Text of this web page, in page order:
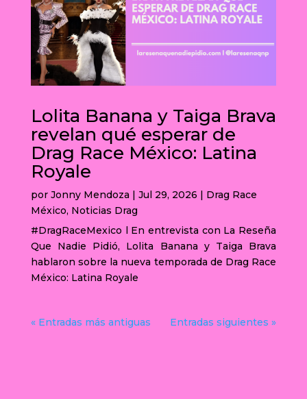
Lolita Banana y Taiga Brava
revelan qué esperar de
Drag Race México: Latina
Royale
por Jonny Mendoza | Jul 29, 2026 | Drag Race
México, Noticias Drag
#DragRaceMexico l En entrevista con La Reseña
Que Nadie Pidió, Lolita Banana y Taiga Brava
hablaron sobre la nueva temporada de Drag Race
México: Latina Royale
« Entradas más antiguas Entradas siguientes »